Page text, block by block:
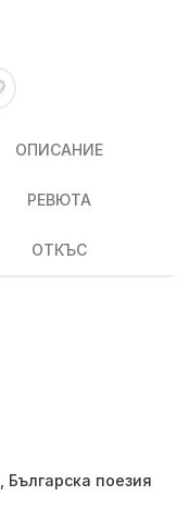
ОПИСАНИЕ
РЕВЮТА
ОТКЪС
Българска поезия